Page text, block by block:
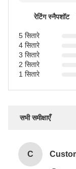
रेटिंग स्नैपशॉट
5 सितारे
4 सितारे
3 सितारे
2 सितारे
1 सितारे
सभी समीक्षाएँ
C